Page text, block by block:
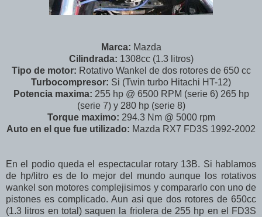
Marca: Mazda
Cilindrada: 1308cc (1.3 litros)
Tipo de motor: Rotativo Wankel de dos rotores de 650 cc
Turbocompresor: Si (Twin turbo Hitachi HT-12)
Potencia maxima: 255 hp @ 6500 RPM (serie 6) 265 hp
(serie 7) y 280 hp (serie 8)
Torque maximo: 294.3 Nm @ 5000 rpm
Auto en el que fue utilizado: Mazda RX7 FD3S 1992-2002
En el podio queda el espectacular rotary 13B. Si hablamos
de hp/litro es de lo mejor del mundo aunque los rotativos
wankel son motores complejisimos y compararlo con uno de
pistones es complicado. Aun asi que dos rotores de 650cc
(1.3 litros en total) saquen la friolera de 255 hp en el FD3S